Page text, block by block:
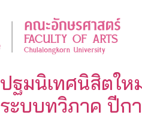
ปฐมนิเทศนิสิตใ
ระบบทวิภาค ปีก